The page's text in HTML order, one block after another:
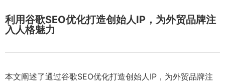
利用谷歌SEO优化打造创始人IP，为外贸品牌注
入人格魅力
本文阐述了通过谷歌SEO优化打造创始人IP，为外贸品牌注